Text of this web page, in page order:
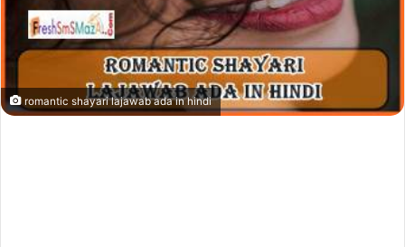
romantic shayari lajawab ada in hindi